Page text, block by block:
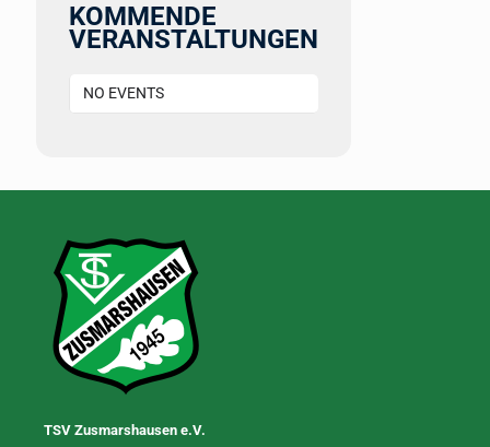
KOMMENDE
VERANSTALTUNGEN
NO EVENTS
TSV Zusmarshausen e.V.